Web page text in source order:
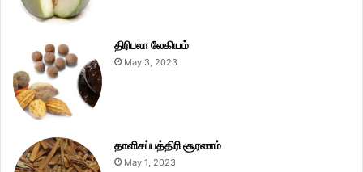
திரிபலா லேகியம்
May 3, 2023
தாளிசப்பத்திரி சூரணம்
May 1, 2023